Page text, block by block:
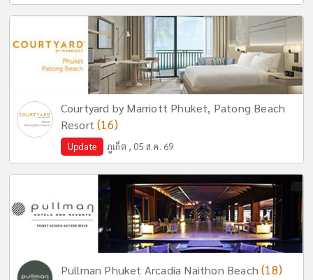
Courtyard by Marriott Phuket, Patong Beach
Resort(16)
Update ภูเก็ต , 05 ส.ค. 69
Pullman Phuket Arcadia Naithon Beach(18)